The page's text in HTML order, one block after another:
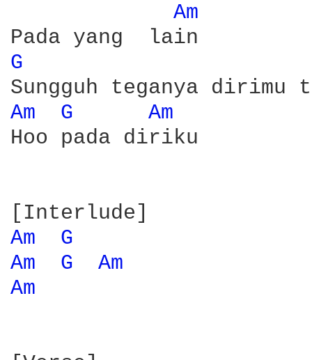
Am
G
Am G
Am
Hoo pada diriku
Am
G
Am
G
Am
Am